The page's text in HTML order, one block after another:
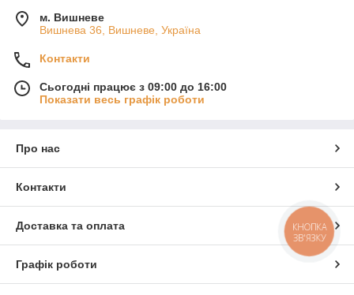
м. Вишневе
Вишнева 36, Вишневе, Україна
Контакти
Сьогодні працює з 09:00 до 16:00
Показати весь графік роботи
Про нас
Контакти
Доставка та оплата
Графік роботи
КНОПКА
ЗВ'ЯЗКУ